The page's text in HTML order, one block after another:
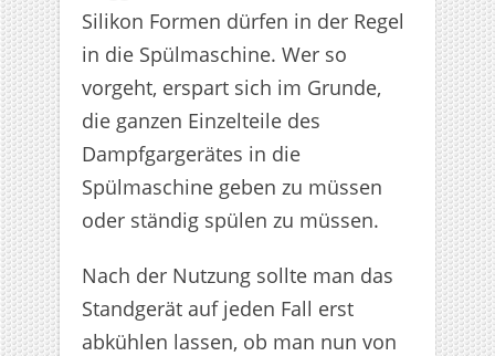
Silikon Formen dürfen in der Regel
in die Spülmaschine. Wer so
vorgeht, erspart sich im Grunde,
die ganzen Einzelteile des
Dampfgargerätes in die
Spülmaschine geben zu müssen
oder ständig spülen zu müssen.
Nach der Nutzung sollte man das
Standgerät auf jeden Fall erst
abkühlen lassen, ob man nun von